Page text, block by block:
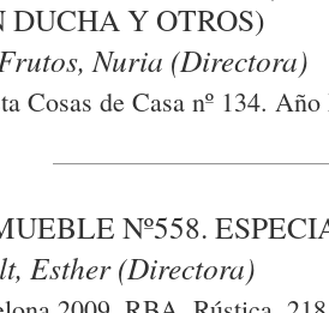
DUCHA Y OTROS)
Nuria (Directora)
Cosas de Casa nº 134.
Nº558.
Esther (Directora)